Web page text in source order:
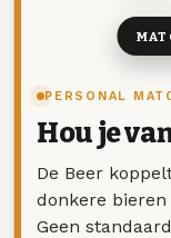
PERSONAL
Hou je
De Beer
donkere
Geen